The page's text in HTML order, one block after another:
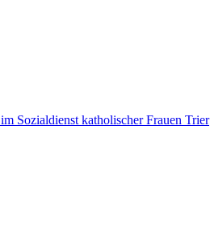
Sozialdienst katholischer Frauen Trier